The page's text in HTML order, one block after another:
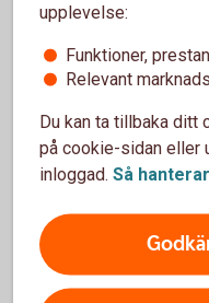
Måste enheten
För vilken typ av
Vilka mobiler och
SoftPOS?
Vad är
upplevelse:
Funktioner,
Relevant
Du kan ta tillbaka ditt
på cookie-sidan eller
inloggad. Så